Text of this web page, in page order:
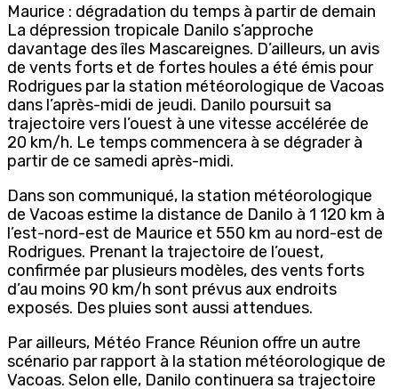
Maurice : dégradation du temps à partir de demain
La dépression tropicale Danilo s’approche
davantage des îles Mascareignes. D’ailleurs, un avis
de vents forts et de fortes houles a été émis pour
Rodrigues par la station météorologique de Vacoas
dans l’après-midi de jeudi. Danilo poursuit sa
trajectoire vers l’ouest à une vitesse accélérée de
20 km/h. Le temps commencera à se dégrader à
partir de ce samedi après-midi.
Dans son communiqué, la station météorologique
de Vacoas estime la distance de Danilo à 1 120 km à
l’est-nord-est de Maurice et 550 km au nord-est de
Rodrigues. Prenant la trajectoire de l’ouest,
confirmée par plusieurs modèles, des vents forts
d’au moins 90 km/h sont prévus aux endroits
exposés. Des pluies sont aussi attendues.
Par ailleurs, Météo France Réunion offre un autre
scénario par rapport à la station météorologique de
Vacoas. Selon elle, Danilo continuera sa trajectoire